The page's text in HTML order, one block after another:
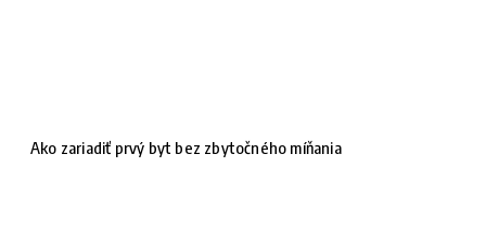
Ako zariadiť prvý byt bez zbytočného míňania